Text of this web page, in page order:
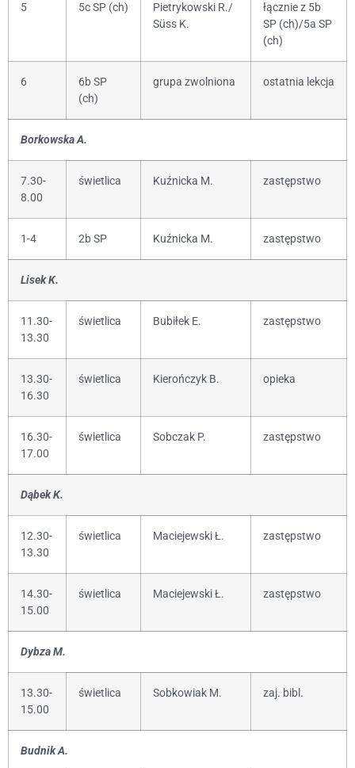
5 5c SP (ch)
Pietrykowski R./
Süss K.
łącznie z 5b
SP (ch)/5a SP
(ch)
6
6b SP
(ch)
grupa zwolniona ostatnia lekcja
Borkowska A.
7.30-
8.00
świetlica Kuźnicka M. zastępstwo
1-4 2b SP Kuźnicka M. zastępstwo
Lisek K.
11.30-
13.30
świetlica Bubiłek E. zastępstwo
13.30-
16.30
świetlica Kierończyk B. opieka
16.30-
17.00
świetlica Sobczak P. zastępstwo
Dąbek K.
12.30-
13.30
świetlica Maciejewski Ł. zastępstwo
14.30-
15.00
świetlica Maciejewski Ł. zastępstwo
Dybza M.
13.30-
15.00
świetlica Sobkowiak M. zaj. bibl.
Budnik A.